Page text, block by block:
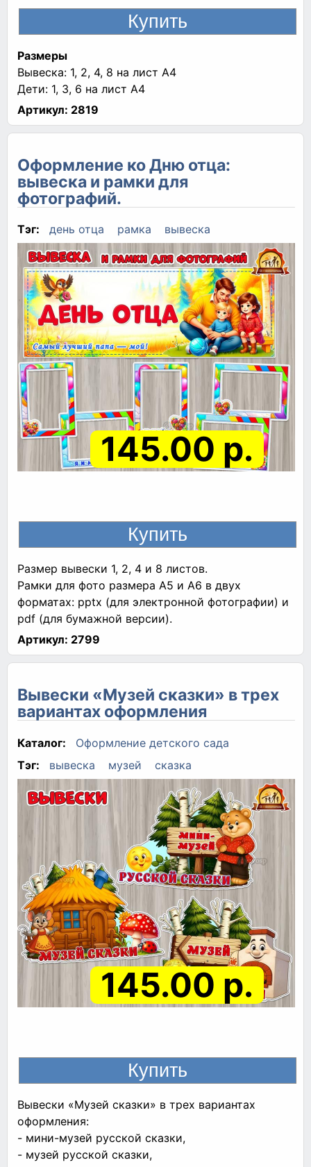
Размеры
Вывеска: 1, 2, 4, 8 на лист A4
Дети: 1, 3, 6 на лист A4
Артикул: 2819
Оформление ко Дню отца:
вывеска и рамки для
фотографий.
Тэг: день отца рамка вывеска
145.00 р.
Размер вывески 1, 2, 4 и 8 листов.
Рамки для фото размера А5 и А6 в двух
форматах: pptx (для электронной фотографии) и
pdf (для бумажной версии).
Артикул: 2799
Вывески «Музей сказки» в трех
вариантах оформления
Каталог:
Оформление детского сада
Тэг:
вывеска музей сказка
145.00 р.
Вывески «Музей сказки» в трех вариантах
оформления:
- мини-музей русской сказки,
- музей русской сказки,